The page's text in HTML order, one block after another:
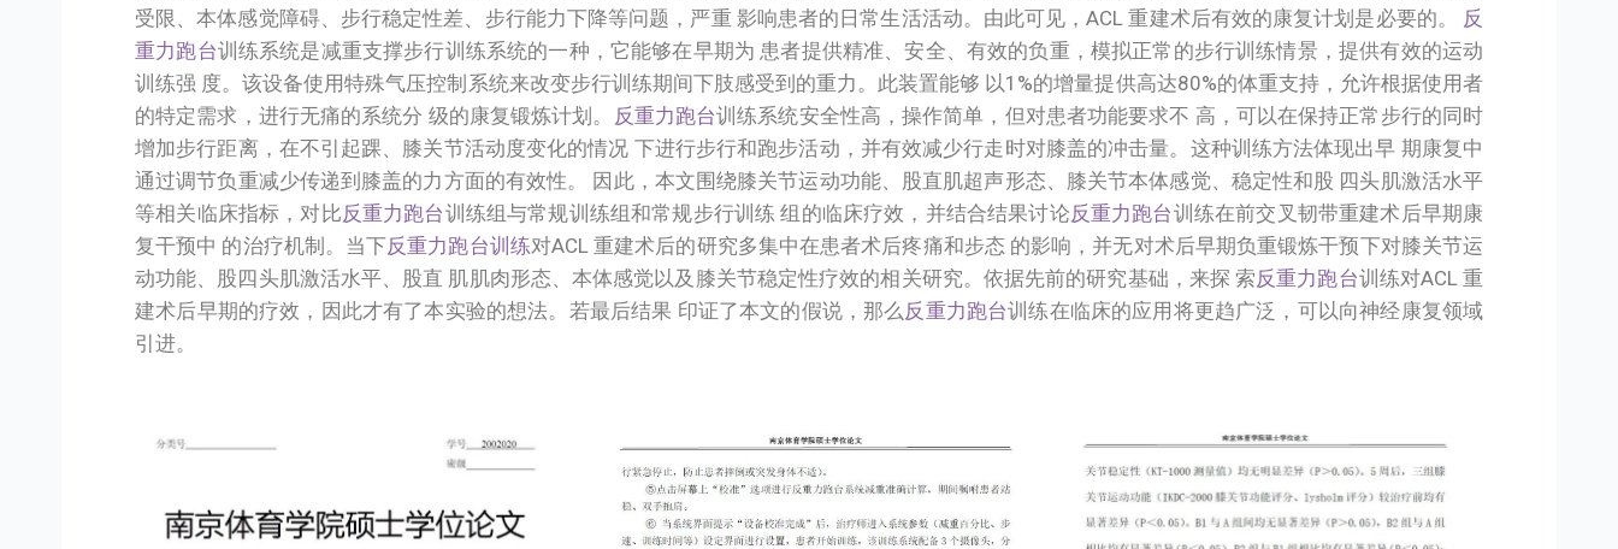
受限、本体感觉障碍、步行稳定性差、步行能力下降等问题，严重 影响患者的日常生活活动。由此可见，ACL 重建术后有效的康复计划是必要的。 反
重力跑台训练系统是减重支撑步行训练系统的一种，它能够在早期为 患者提供精准、安全、有效的负重，模拟正常的步行训练情景，提供有效的运动
训练强 度。该设备使用特殊气压控制系统来改变步行训练期间下肢感受到的重力。此装置能够 以1%的增量提供高达80%的体重支持，允许根据使用者
的特定需求，进行无痛的系统分 级的康复锻炼计划。
反重力跑台训练系统安全性高，操作简单，但对患者功能要求不 高，可以在保持正常步行的同时
增加步行距离，在不引起踝、膝关节活动度变化的情况 下进行步行和跑步活动，并有效减少行走时对膝盖的冲击量。这种训练方法体现出早 期康复中
通过调节负重减少传递到膝盖的力方面的有效性。 因此，本文围绕膝关节运动功能、股直肌超声形态、膝关节本体感觉、稳定性和股 四头肌激活水平
等相关临床指标，对比反重力跑台训练组与常规训练组和常规步行训练 组的临床疗效，并结合结果讨论反重力跑台训练在前交叉韧带重建术后早期康
复干预中 的治疗机制。当下反重力跑台训练对ACL 重建术后的研究多集中在患者术后疼痛和步态 的影响，并无对术后早期负重锻炼干预下对膝关节运
动功能、股四头肌激活水平、股直 肌肌肉形态、本体感觉以及膝关节稳定性疗效的相关研究。依据先前的研究基础，来探 索反重力跑台训练对ACL 重
建术后早期的疗效，因此才有了本实验的想法。若最后结果 印证了本文的假说，那么反重力跑台训练在临床的应用将更趋广泛，可以向神经康复领域
引进。